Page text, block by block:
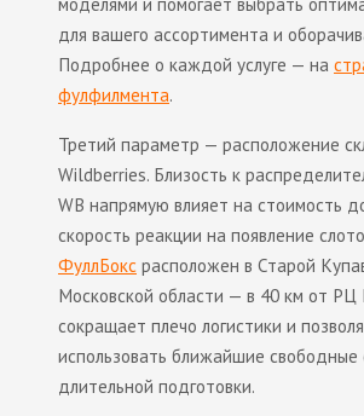
для вашего ассортимента и
Подробнее о каждой услуге — на
фулфилмента.
Третий параметр — расположение
Wildberries. Близость к
WB напрямую влияет на стоимость
скорость реакции на появление
ФуллБокс расположен в Старой
Московской области — в 40 км от РЦ
сокращает плечо логистики и
использовать ближайшие свободные
длительной подготовки.